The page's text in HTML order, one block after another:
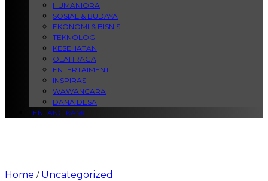
HUMANIORA
SOSIAL & BUDAYA
EKONOMI & BISNIS
TEKNOLOGI
KESEHATAN
OLAHRAGA
ENTERTAIMENT
INSPIRASI
WAWANCARA
DANA DESA
TENTANG KAMI
Home / Uncategorized